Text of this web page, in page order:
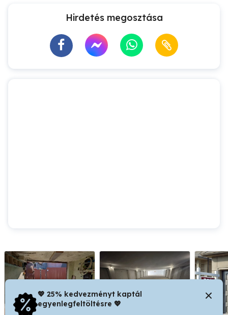
Hirdetés megosztása
💖 25% kedvezményt kaptál
egyenlegfeltöltésre 💖